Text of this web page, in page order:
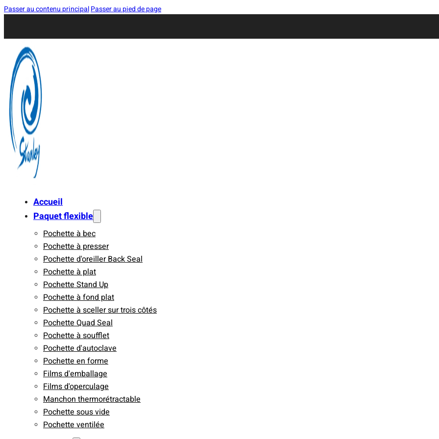
Passer au contenu principalPasser au pied de page
Accueil
Paquet flexible
Pochette à bec
Pochette à presser
Pochette d'oreiller Back Seal
Pochette à plat
Pochette Stand Up
Pochette à fond plat
Pochette à sceller sur trois côtés
Pochette Quad Seal
Pochette à soufflet
Pochette d'autoclave
Pochette en forme
Films d'emballage
Films d'operculage
Manchon thermorétractable
Pochette sous vide
Pochette ventilée